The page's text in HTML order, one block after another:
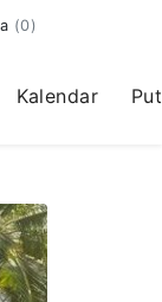
(0)
Kalendar